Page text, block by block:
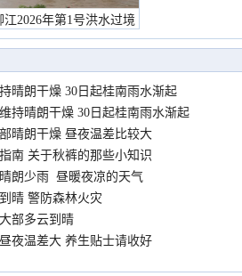
江2026年第1号洪水过境
堤岸见证汛况
晴朗干燥 30日起桂南雨水渐起
持晴朗干燥 30日起桂南雨水渐起
晴朗干燥 昼夜温差比较大
南 关于秋裤的那些小知识
朗少雨 昼暖夜凉的天气
晴 警防森林火灾
部多云到晴
夜温差大 养生贴士请收好